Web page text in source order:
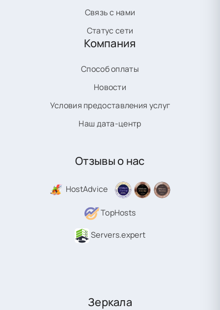
Связь с нами
Статус сети
Компания
Способ оплаты
Новости
Условия предоставления услуг
Наш дата-центр
Отзывы о нас
HostAdvice
TopHosts
Servers.expert
Зеркала